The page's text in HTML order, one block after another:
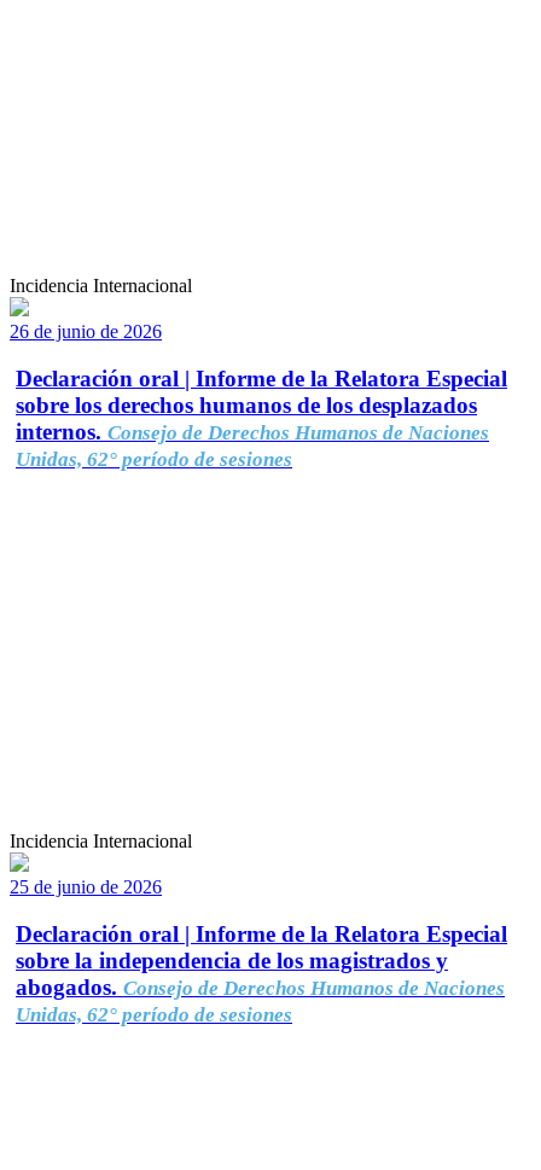
Incidencia Internacional
26 de junio de 2026
Declaración oral | Informe de la Relatora Especial
sobre los derechos humanos de los desplazados
internos. Consejo de Derechos Humanos de Naciones
Unidas, 62° período de sesiones
Incidencia Internacional
25 de junio de 2026
Declaración oral | Informe de la Relatora Especial
sobre la independencia de los magistrados y
abogados. Consejo de Derechos Humanos de Naciones
Unidas, 62° período de sesiones